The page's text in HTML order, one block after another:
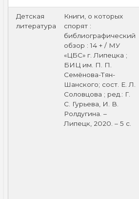
Детская
литература
Книги, о которых
спорят :
библиографический
обзор : 14 + / МУ
«ЦБС» г. Липецка ;
БИЦ им. П. П.
Семёнова-Тян-
Шанского; сост. Е. Л.
Соловцова ; ред.: Г.
С. Гурьева, И. В.
Ролдугина. –
Липецк, 2020. – 5 с.